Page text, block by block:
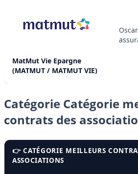
MatMut Vie Epargne
(MATMUT / MATMUT VIE)
Catégorie Catégorie
contrats des
👉 CATÉGORIE MEILLEURS
ASSOCIATIONS